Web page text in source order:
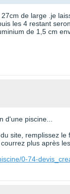
de large .je
les 4 restant
de 1,5 cm
d'une piscine...
site, remplissez
plus après
0-74-